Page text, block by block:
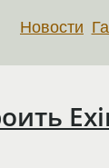
Новости